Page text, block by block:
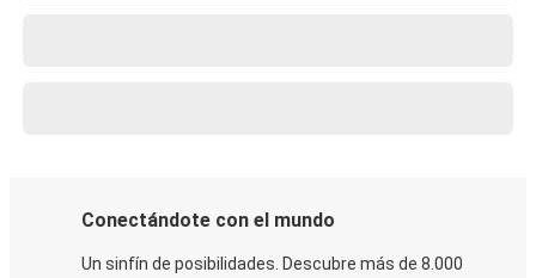
Conectándote con el mundo
Un sinfín de posibilidades. Descubre más de 8.000